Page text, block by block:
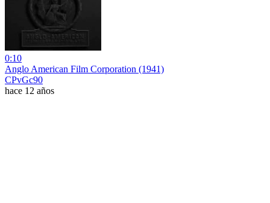
0:10
Anglo American Film Corporation (1941)
CPvGc90
hace 12 años